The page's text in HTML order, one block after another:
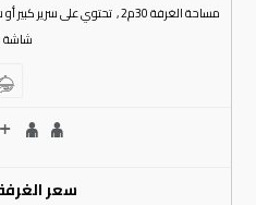
مساحة الغرفة 30م2 , تحتوي
شاشة lcd ,
سعر الغرفة لـ 1